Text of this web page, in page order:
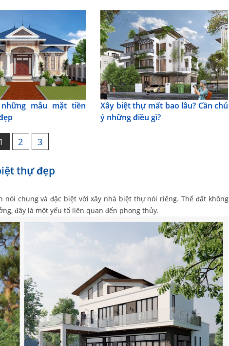
mẫu mặt tiền
Xây biệt thự mất bao lâu? Cần chú
ý những điều gì?
1 2 3
thự đẹp
chung và đặc biệt với xây nhà biệt thự nói riêng. Thế đất không
đây là một yếu tố liên quan đến phong thủy.